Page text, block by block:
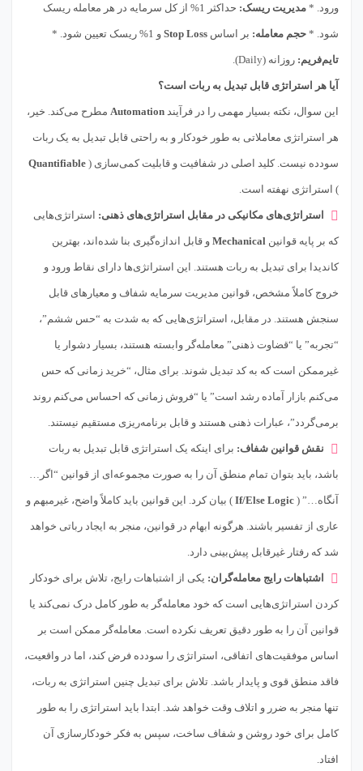
ورود. * مدیریت ریسک: حداکثر 1% از کل سرمایه در هر معامله ریسک
شود. * حجم معامله: بر اساس Stop Loss و 1% ریسک تعیین شود. *
تایم‌فریم: روزانه (Daily).
آیا هر استراتژی قابل تبدیل به ربات است؟
این سوال، نکته بسیار مهمی را در فرآیند Automation مطرح می‌کند. خیر،
هر استراتژی معاملاتی به طور خودکار و به راحتی قابل تبدیل به یک ربات
سودده نیست. کلید اصلی در شفافیت و قابلیت کمی‌سازی ( Quantifiable
) استراتژی نهفته است.
استراتژی‌های مکانیکی در مقابل استراتژی‌های ذهنی: استراتژی‌هایی
که بر پایه قوانین Mechanical و قابل اندازه‌گیری بنا شده‌اند، بهترین
کاندیدا برای تبدیل به ربات هستند. این استراتژی‌ها دارای نقاط ورود و
خروج کاملاً مشخص، قوانین مدیریت سرمایه شفاف و معیارهای قابل
سنجش هستند. در مقابل، استراتژی‌هایی که به شدت به “حس ششم”،
“تجربه” یا “قضاوت ذهنی” معامله‌گر وابسته هستند، بسیار دشوار یا
غیرممکن است که به کد تبدیل شوند. برای مثال، “خرید زمانی که حس
می‌کنم بازار آماده رشد است” یا “فروش زمانی که احساس می‌کنم روند
برمی‌گردد”، عبارات ذهنی هستند و قابل برنامه‌ریزی مستقیم نیستند.
نقش قوانین شفاف: برای اینکه یک استراتژی قابل تبدیل به ربات
باشد، باید بتوان تمام منطق آن را به صورت مجموعه‌ای از قوانین “اگر…
آنگاه…” ( If/Else Logic ) بیان کرد. این قوانین باید کاملاً واضح، غیرمبهم و
عاری از تفسیر باشند. هرگونه ابهام در قوانین، منجر به ایجاد رباتی خواهد
شد که رفتار غیرقابل پیش‌بینی دارد.
اشتباهات رایج معامله‌گران: یکی از اشتباهات رایج، تلاش برای خودکار
کردن استراتژی‌هایی است که خود معامله‌گر به طور کامل درک نمی‌کند یا
قوانین آن را به طور دقیق تعریف نکرده است. معامله‌گر ممکن است بر
اساس موفقیت‌های اتفاقی، استراتژی را سودده فرض کند، اما در واقعیت،
فاقد منطق قوی و پایدار باشد. تلاش برای تبدیل چنین استراتژی به ربات،
تنها منجر به ضرر و اتلاف وقت خواهد شد. ابتدا باید استراتژی را به طور
کامل برای خود روشن و شفاف ساخت، سپس به فکر خودکارسازی آن
افتاد.